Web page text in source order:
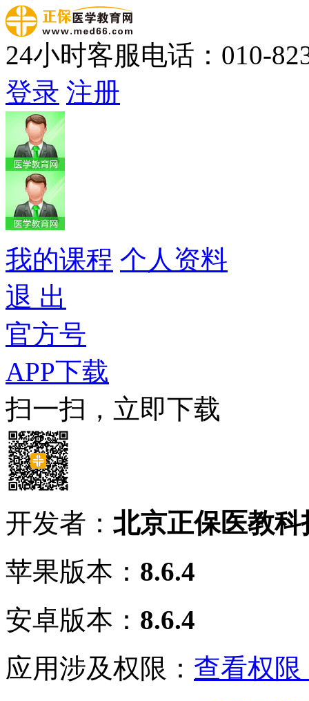
24小时客服电话：010-
登录 注册
我的课程 个人资料
退 出
官方号
APP下载
扫一扫，立即下载
开发者： 北京正保医教
苹果版本： 8.6.4
安卓版本： 8.6.4
应用涉及权限： 查看权限